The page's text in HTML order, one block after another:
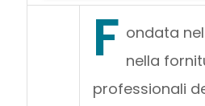
F ondata
nella
professionali